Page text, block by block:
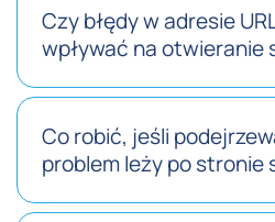
Czy błędy w adresie
wpływać na otwieranie
Co robić, jeśli
problem leży po stronie